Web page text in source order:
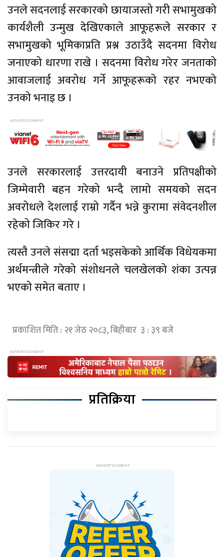
उनले सदनलाई सरकारको छायाजस्तो गरी सभामुखको
कार्यशैली उन्मुख देखिएकाले आफूहरूले सरकार र
सभामुखको भूमिकाप्रति प्रश्न उठाउँदै सदनमा विरोध
जनाएको धारणा राखे । सदनमा विरोध गरेर जनताको
आवाजलाई अवरोध गर्ने आफूहरूको रहर नभएको
उनको भनाइ छ ।
उनले सरकारलाई उत्तरदायी बनाउने प्रतिपक्षीको
जिम्मेवारी बहन गरेको भन्दै लामो समयको सदन
अवरोधले देशलाई राम्रो गर्दैन भन्ने कुरामा संवेदनशील
रहेको जिकिर गरे ।
त्यस्तै उनले संसद्मा दर्ता भइसकेको आर्थिक विधेयकमा
अर्थमन्त्रीले गरेको संशोधनले चलखेलको शंका उत्पन्न
भएको समेत बताए ।
प्रकाशित मिति : २१ जेठ २०८३, बिहीबार ३ : ३९ बजे
प्रतिक्रिया